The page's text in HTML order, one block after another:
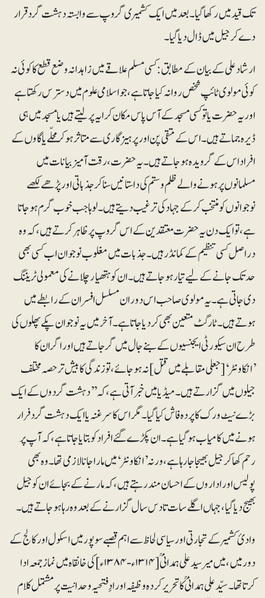
تک قید میں رکھا گیا۔ بعد میں ایک کشمیری گروپ سے وابستہ دہشت گرد قرار
دے کر جیل میں ڈال دیا گیا۔
ارشاد علی کے بیان کے مطابق: کسی مسلم علاقے میں زاہدانہ وضع قطع کا کوئی نہ
کوئی مولوی ٹائپ شخص روانہ کیا جاتا ہے، جو اسلامی علوم میں دسترس رکھتا ہے
اور یہ حضرت یا تو کسی مسجد کے آس پاس مکان کرایہ پر لیتے ہیں یا مسجد میں ہی
ڈیرہ جماتے ہیں ۔ اس کے متقی پن اور پرہیزگاری سے متاثر ہوکر محلّے یا گاوں کے
افراد اس کے گرویدہ ہوجاتے ہیں ۔ یہ حضرت، رقت آمیز بیانات میں
مسلمانوں پر ہونے والے ظلم و ستم کی داستانیں سناکر جذباتی اور پڑھے لکھے
نوجوانوں کو منتخب کرکے جہاد کی ترغیب دیتے ہیں ۔ لوہا جب خوب گرم ہوجاتا
ہے، تو ایک دن یہ حضرت معتقدین کے اس گروپ پر ظاہر کرتے ہیں ، کہ وہ
دراصل کسی تنظیم کے کمانڈر ہیں ۔ جذبات میں مغلوب نوجوان اب کسی بھی
حد تک جانے کےلیے تیار ہوجاتے ہیں ۔ ان کو ہتھیار چلانے کی معمولی ٹریننگ
دی جاتی ہے ۔ یہ مولوی صاحب اس دوران مسلسل افسران کے رابطے میں
ہوتے ہیں ۔ ٹارگٹ متعین بھی کر دیا جاتا ہے ۔ آخر میں یہ نوجوان پکے پھلوں کی
طرح ان سیکورٹی ایجنسیوں کے بنے جال میں گر جاتے ہیں اور اگر ان کا
’انکاونٹر‘ [جعلی مقابلے میں قتل] نہ ہوجائے ، تو زندگی کا بیش تر حصہ مختلف
جیلوں میں گزار تے ہیں ۔ میڈیا میں خبر آتی ہے، کہ ’’دہشت گردوں کے ایک
بڑے نیٹ ورک کا پردہ فاش کیا گیا ۔ مگر اس کا سرغنہ یا ایک دہشت گرد فرار
ہونے میں کامیاب ہوگیا ہے ۔ ان پکڑے گئے افراد کو بتایا جاتا ہے، کہ آپ پر
رحم کھاکر جیل بھیجا جارہا ہے، ورنہ ’انکاونٹر‘ میں مارا جانا لازمی تھا ۔ وہ بھی
پولیس اور اداروں کے احسان مند رہتے ہیں ، کہ مارنے کے بجائے ان کو جیل
بھیج دیا گیا، جہا ں اگلے سات تا دس سال گزارنے کے بعد وہ رہا ہوجاتے ہیں ۔
وادیٔ کشمیر کے تجارتی اور سیاسی لحاظ سے اہم قصبے سوپور میں اسکول اور کالج کے
دور میں ، میں میر سید علی ہمدانیؒ [۱۳۱۴ء-۱۳۸۴ء]کی خانقاہ میں نماز جمعہ ادا
کرتا تھا ۔ سیّد علی ہمدانیؒ کا تحریر کردہ وظیفہ اورادِ فتحیہ وحدانیت پر مشتمل کلام